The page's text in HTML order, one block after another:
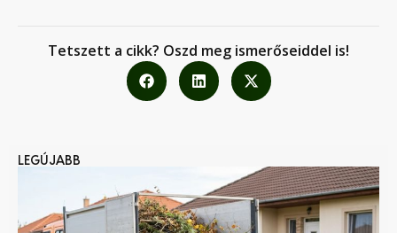
Tetszett a cikk? Oszd meg ismerőseiddel is!
LEGÚJABB